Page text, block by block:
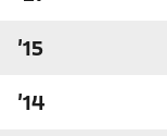
'15
'14